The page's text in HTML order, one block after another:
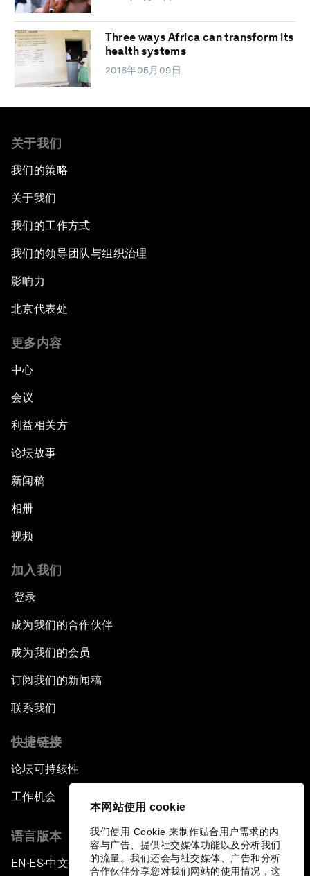
本网站使用 cookie
我们使用 Cookie 来制作贴合用户需求的内
容与广告、提供社交媒体功能以及分析我们
的流量。我们还会与社交媒体、广告和分析
合作伙伴分享您对我们网站的使用情况，这
Three ways Africa can transform its
health systems
2016年05月09日
关于我们
我们的策略
关于我们
我们的工作方式
我们的领导团队与组织治理
影响力
北京代表处
更多内容
中心
会议
利益相关方
论坛故事
新闻稿
相册
视频
加入我们
登录
成为我们的合作伙伴
成为我们的会员
订阅我们的新闻稿
联系我们
快捷链接
论坛可持续性
工作机会
语言版本
EN ▪ES▪中文▪ 日本語